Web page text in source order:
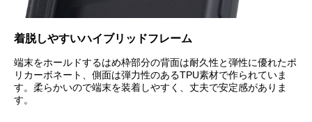
着脱しやすいハイブリッドフレーム
端末をホールドするはめ枠部分の背面は耐久性と弾性に優れたポ
リカーボネート、側面は弾力性のあるTPU素材で作られていま
す。柔らかいので端末を装着しやすく、丈夫で安定感がありま
す。